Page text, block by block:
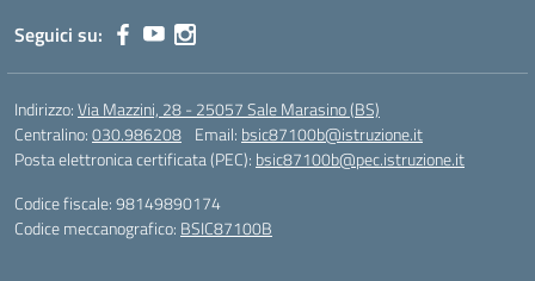
Seguici su:
Indirizzo:Via Mazzini, 28 - 25057 Sale Marasino (BS)
Centralino:030.986208 Email: bsic87100b@istruzione.it
Posta elettronica certificata (PEC): bsic87100b@pec.istruzione.it
Codice fiscale: 98149890174
Codice meccanografico: BSIC87100B